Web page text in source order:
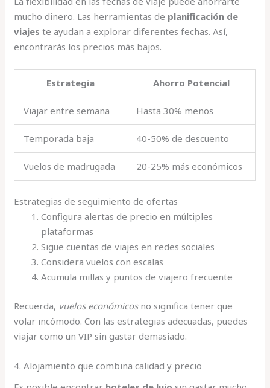
mucho dinero. Las herramientas de planificación de
viajes te ayudan a explorar diferentes fechas. Así,
encontrarás los precios más bajos.
Estrategia Ahorro Potencial
Viajar entre semana Hasta 30% menos
Temporada baja 40-50% de descuento
Vuelos de madrugada 20-25% más económicos
Estrategias de seguimiento de ofertas
Configura alertas de precio en múltiples
plataformas
Sigue cuentas de viajes en redes sociales
Considera vuelos con escalas
Acumula millas y puntos de viajero frecuente
Recuerda, vuelos económicosno significa tener que
volar incómodo. Con las estrategias adecuadas, puedes
viajar como un VIP sin gastar demasiado.
4. Alojamiento que combina calidad y precio